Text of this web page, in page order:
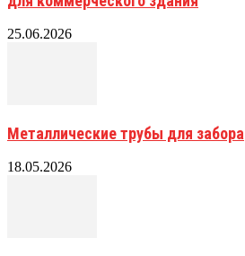
25.06.2026
Металлические трубы для забора
18.05.2026